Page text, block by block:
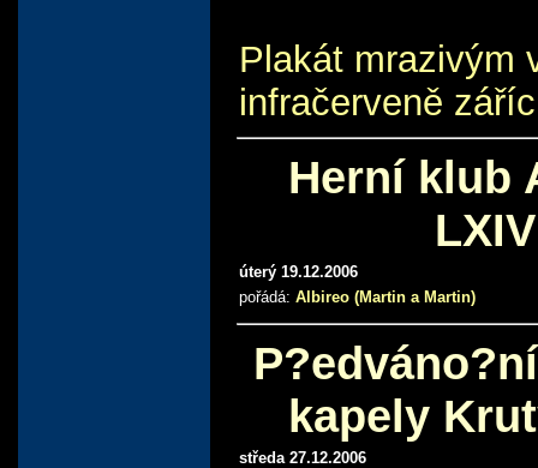
Plakát mrazivým
infračerveně
Herní klub
LXIV
úterý 19.12.2006
pořádá: Albireo (Martin a Martin)
kapely
středa 27.12.2006